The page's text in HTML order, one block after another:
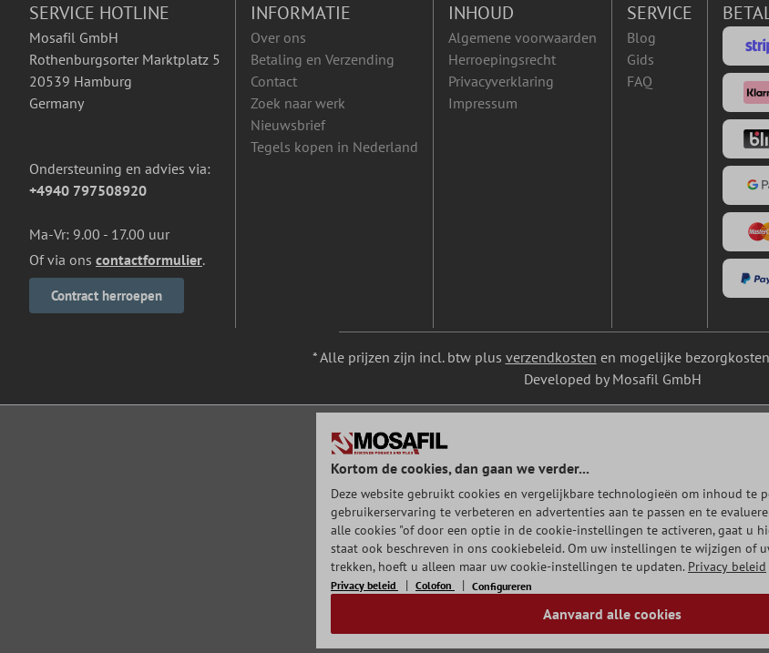
SERVICE HOTLINE
Mosafil GmbH
Rothenburgsorter Marktplatz 5
20539 Hamburg
Germany
Ondersteuning en advies via:
+4940 797508920
Ma-Vr: 9.00 - 17.00 uur
Of via ons contactformulier.
Contract herroepen
INFORMATIE
Over ons
Betaling en Verzending
Contact
Zoek naar werk
Nieuwsbrief
Tegels kopen in Nederland
INHOUD
Algemene voorwaarden
Herroepingsrecht
Privacyverklaring
Impressum
SERVICE
Blog
Gids
FAQ
* Alle prijzen zijn incl. btw plus verzendkosten en mogelijke
Developed by Mosafil GmbH
Kortom de cookies, dan gaan we verder...
Deze website gebruikt cookies en vergelijkbare technologieën om inhoud te
gebruikerservaring te verbeteren en advertenties aan te passen en te
alle cookies "of door een optie in de cookie-instellingen te activeren, gaat u
staat ook beschreven in ons cookiebeleid. Om uw instellingen te wijzigen of
trekken, hoeft u alleen maar uw cookie-instellingen te updaten. Privacy beleid
Privacy beleid Colofon Configureren
Aanvaard alle cookies